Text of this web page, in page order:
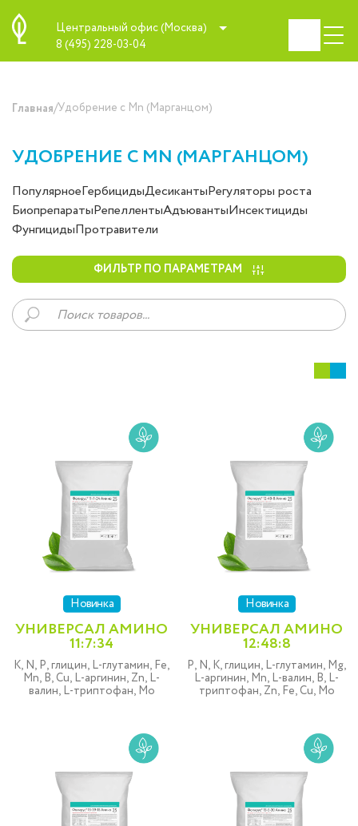
Центральный офис (Москва)
8 (495) 228-03-04
Главная/Удобрение с Mn (Марганцом)
УДОБРЕНИЕ С MN (МАРГАНЦОМ)
ПопулярноеГербицидыДесикантыРегуляторы роста
БиопрепаратыРепеллентыАдъювантыИнсектициды
ФунгицидыПротравители
ФИЛЬТР ПО ПАРАМЕТРАМ
Поиск
товаров
Новинка
УНИВЕРСАЛ АМИНО
11:7:34
K, N, P, глицин, L-глутамин, Fe,
Mn, B, Cu, L-аргинин, Zn, L-
валин, L-триптофан, Mo
Новинка
УНИВЕРСАЛ АМИНО
12:48:8
P, N, K, глицин, L-глутамин, Mg,
L-аргинин, Mn, L-валин, B, L-
триптофан, Zn, Fe, Cu, Mo